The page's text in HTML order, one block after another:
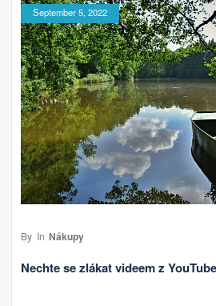
September 5, 2022
By In Nákupy
Nechte se zlákat videem z